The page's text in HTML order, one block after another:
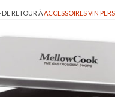
& Objet Publicitaire
shirt Personnalisé
été loisirs vacances
& Cuisine
DE RETOUR ÀACCESSOIRES VIN